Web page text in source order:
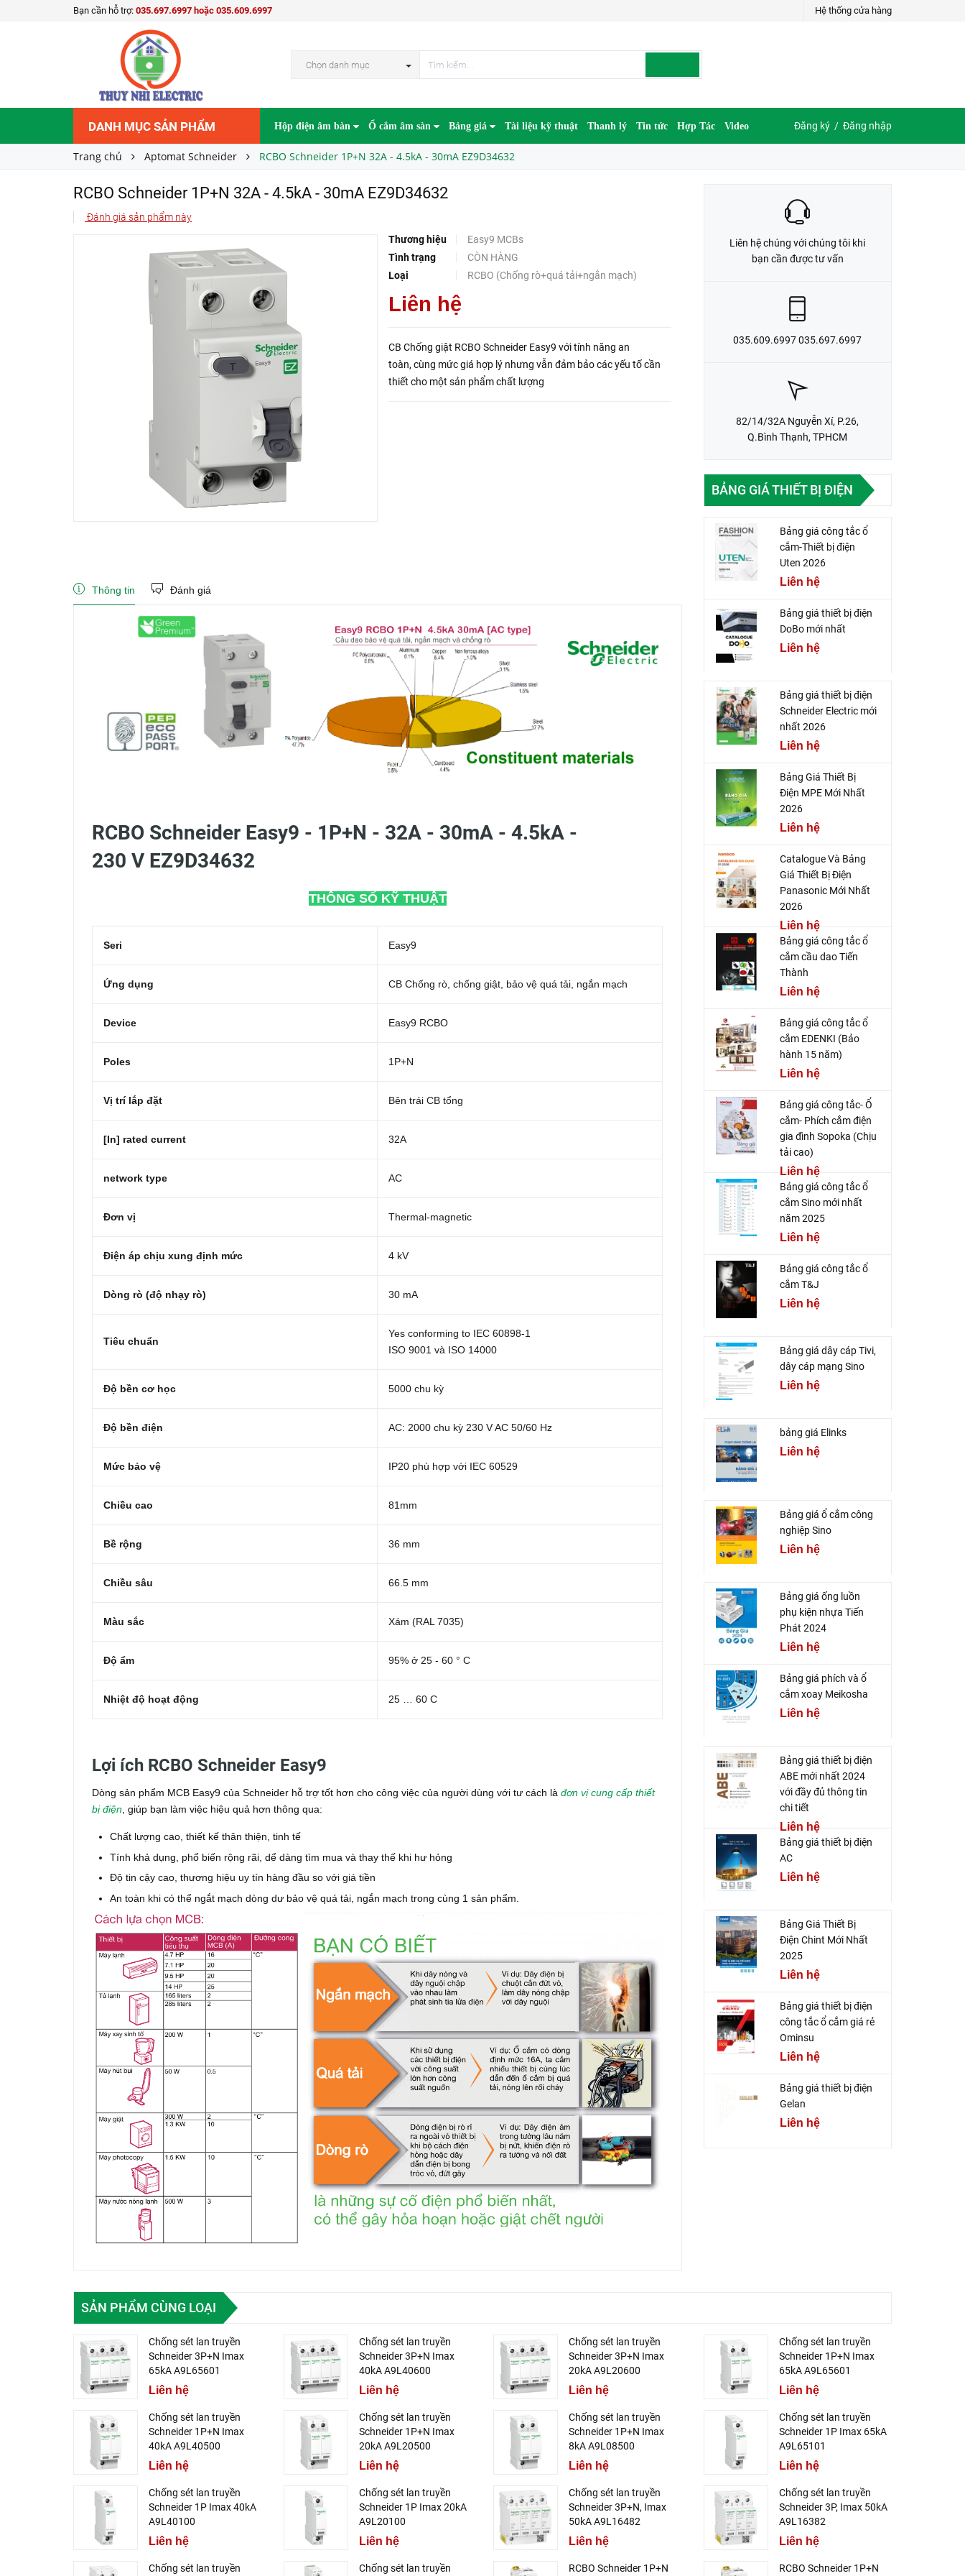
Bạn cần hỗ trợ: 035.697.6997 hoặc 035.609.6997 Hệ thống cửa hàng
Chọn danh mục
DANH MỤC SẢN PHẨM Hộp điện âm bàn Ổ cắm âm sàn Bảng giá Tài liệu kỹ thuật Thanh lý Tin tức Hợp Tác Video Đăng ký / Đăng nhập
Trang chủ Aptomat Schneider RCBO Schneider 1P+N 32A - 4.5kA - 30mA EZ9D34632
RCBO Schneider 1P+N 32A - 4.5kA - 30mA EZ9D34632
Đánh giá sản phẩm này
Thương hiệu
Easy9 MCBs
Tình trạng
CÒN HÀNG
Loại
RCBO (Chống rò+quá tải+ngắn mạch)
Liên hệ
CB Chống giật RCBO Schneider Easy9 với tính năng an
toàn, cùng mức giá hợp lý nhưng vẫn đảm bảo các yếu tố cần
thiết cho một sản phẩm chất lượng
RCBO Schneider 1P+N 32A - 4.5kA - 30mA EZ9D34632
Giá bán: Liên hệ
LIÊN HỆ ĐẶT HÀNG
Thông tin Đánh giá
RCBO Schneider Easy9 - 1P+N - 32A - 30mA - 4.5kA -
230 V EZ9D34632
THÔNG SỐ KỸ THUẬT
Seri Easy9
Ứng dụng CB Chống rò, chống giật, bảo vệ quá tải, ngắn mạch
Device Easy9 RCBO
Poles 1P+N
Vị trí lắp đặt Bên trái CB tổng
[In] rated current 32A
network type AC
Đơn vị Thermal-magnetic
Điện áp chịu xung định mức 4 kV
Dòng rò (độ nhạy rò) 30 mA
Tiêu chuẩn
Yes conforming to IEC 60898-1
ISO 9001 và ISO 14000
Độ bền cơ học 5000 chu kỳ
Độ bền điện AC: 2000 chu kỳ 230 V AC 50/60 Hz
Mức bảo vệ IP20 phù hợp với IEC 60529
Chiều cao 81mm
Bề rộng 36 mm
Chiều sâu 66.5 mm
Màu sắc Xám (RAL 7035)
Độ ẩm 95% ở 25 - 60 ° C
Nhiệt độ hoạt động 25 … 60 C
Lợi ích RCBO Schneider Easy9
Dòng sản phẩm MCB Easy9 của Schneider hỗ trợ tốt hơn cho công việc của người dùng với tư cách là đơn vị cung cấp thiết
bị điện , giúp bạn làm việc hiệu quả hơn thông qua:
Chất lượng cao, thiết kế thân thiện, tinh tế
Tính khả dụng, phổ biến rộng rãi, dể dàng tìm mua và thay thế khi hư hỏng
Độ tin cậy cao, thương hiệu uy tín hàng đầu so với giá tiền
An toàn khi có thể ngắt mạch dòng dư bảo vệ quá tải, ngắn mạch trong cùng 1 sản phẩm.
Liên hệ chúng với chúng tôi khi
bạn cần được tư vấn
035.609.6997 035.697.6997
82/14/32A Nguyễn Xí, P.26,
Q.Bình Thạnh, TPHCM
BẢNG GIÁ THIẾT BỊ ĐIỆN
Bảng giá công tắc ổ
cắm-Thiết bị điện
Uten 2026
Liên hệ
Bảng giá thiết bị điện
DoBo mới nhất
Liên hệ
Bảng giá thiết bị điện
Schneider Electric mới
nhất 2026
Liên hệ
Bảng Giá Thiết Bị
Điện MPE Mới Nhất
2026
Liên hệ
Catalogue Và Bảng
Giá Thiết Bị Điện
Panasonic Mới Nhất
2026
Liên hệ
Bảng giá công tắc ổ
cắm cầu dao Tiến
Thành
Liên hệ
Bảng giá công tắc ổ
cắm EDENKI (Bảo
hành 15 năm)
Liên hệ
Bảng giá công tắc- Ổ
cắm- Phích cắm điện
gia đình Sopoka (Chịu
tải cao)
Liên hệ
Bảng giá công tắc ổ
cắm Sino mới nhất
năm 2025
Liên hệ
Bảng giá công tắc ổ
cắm T&J
Liên hệ
Bảng giá dây cáp Tivi,
dây cáp mạng Sino
Liên hệ
bảng giá Elinks
Liên hệ
Bảng giá ổ cắm công
nghiệp Sino
Liên hệ
Bảng giá ống luồn
phụ kiện nhựa Tiến
Phát 2024
Liên hệ
Bảng giá phích và ổ
cắm xoay Meikosha
Liên hệ
Bảng giá thiết bị điện
ABE mới nhất 2024
với đầy đủ thông tin
chi tiết
Liên hệ
Bảng giá thiết bị điện
AC
Liên hệ
Bảng Giá Thiết Bị
Điện Chint Mới Nhất
2025
Liên hệ
Bảng giá thiết bị điện
công tắc ổ cắm giá rẻ
Ominsu
Liên hệ
Bảng giá thiết bị điện
Gelan
Liên hệ
SẢN PHẨM CÙNG LOẠI
Chống sét lan truyền
Schneider 3P+N Imax
65kA A9L65601
Liên hệ
Chống sét lan truyền
Schneider 3P+N Imax
40kA A9L40600
Liên hệ
Chống sét lan truyền
Schneider 3P+N Imax
20kA A9L20600
Liên hệ
Chống sét lan truyền
Schneider 1P+N Imax
65kA A9L65601
Liên hệ
Chống sét lan truyền
Schneider 1P+N Imax
40kA A9L40500
Liên hệ
Chống sét lan truyền
Schneider 1P+N Imax
20kA A9L20500
Liên hệ
Chống sét lan truyền
Schneider 1P+N Imax
8kA A9L08500
Liên hệ
Chống sét lan truyền
Schneider 1P Imax 65kA
A9L65101
Liên hệ
Chống sét lan truyền
Schneider 1P Imax 40kA
A9L40100
Liên hệ
Chống sét lan truyền
Schneider 1P Imax 20kA
A9L20100
Liên hệ
Chống sét lan truyền
Schneider 3P+N, Imax
50kA A9L16482
Liên hệ
Chống sét lan truyền
Schneider 3P, Imax 50kA
A9L16382
Liên hệ
Chống sét lan truyền Chống sét lan truyền RCBO Schneider 1P+N RCBO Schneider 1P+N